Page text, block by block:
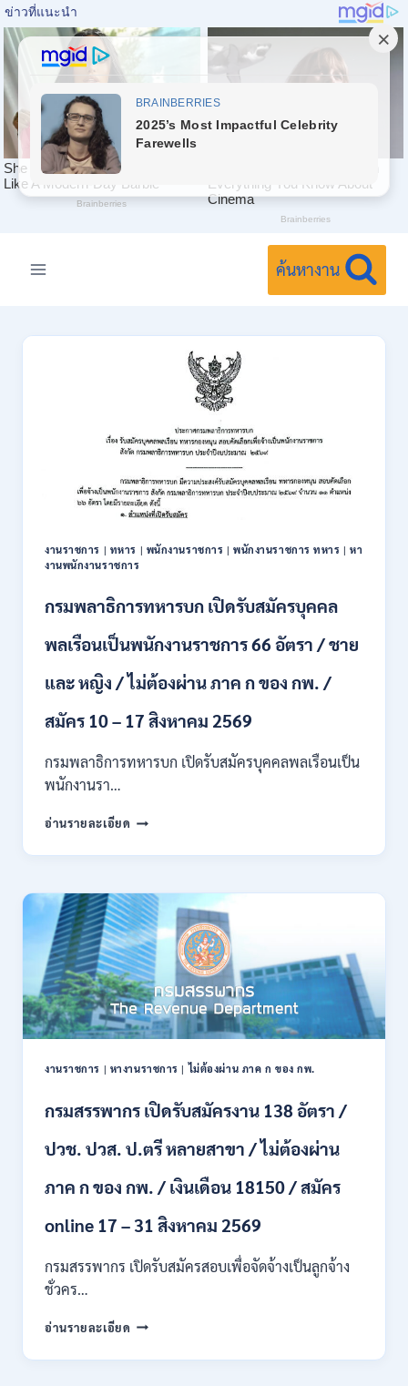
ค้นหางาน
งานราชการ | ทหาร | พนักงานราชการ |พนักงานราชการ ทหาร |หา
งานพนักงานราชการ
กรมพลาธิการทหารบก เปิดรับสมัครบุคคล
พลเรือนเป็นพนักงานราชการ 66 อัตรา / ชาย
และ หญิง / ไม่ต้องผ่าน ภาค ก ของ กพ. /
สมัคร 10 – 17 สิงหาคม 2569
กรมพลาธิการทหารบก เปิดรับสมัครบุคคลพลเรือนเป็น
พนักงานรา…
อ่านรายละเอียด กรม
ทหาร
เปิด
รับ
สมัคร
บุคคล
พลเรือน
เป็น
พนักงาน
ราชการ
66
/
และ
/
ต้อง
ภาค
ก
กพ.
10
17
งานราชการ | หางานราชการ |ไม่ต้องผ่าน ภาค ก ของ กพ.
กรมสรรพากร เปิดรับสมัครงาน 138 อัตรา /
ปวช. ปวส. ป.ตรี หลายสาขา / ไม่ต้องผ่าน
ภาค ก ของ กพ. / เงินเดือน 18150 / สมัคร
online 17 – 31 สิงหาคม 2569
กรมสรรพากร เปิดรับสมัครสอบเพื่อจัดจ้างเป็นลูกจ้าง
ชั่วคร…
อ่านรายละเอียด กรม
เปิด